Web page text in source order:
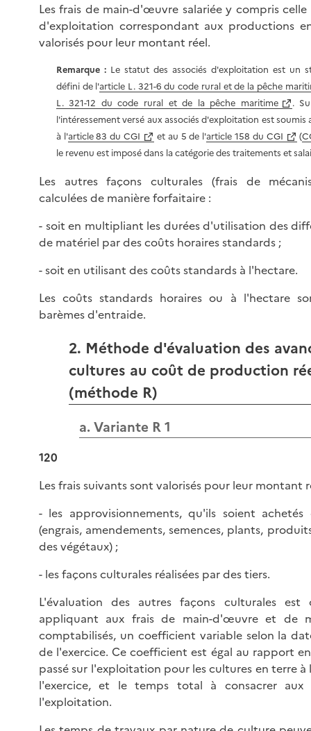
Les frais de main-d'œuvre salariée y compris celle
d'exploitation correspondant aux productions
valorisés pour leur montant réel.
Remarque :Le statut des associés d'exploitation est un
défini de l'article L. 321-6 du code rural et de la pêche
L. 321-12 du code rural et de la pêche maritime
.
l'intéressement versé aux associés d'exploitation est soumis
à l'article 83 du CGI et au 5 de l'article 158 du CGI (
le revenu est imposé dans la catégorie des traitements et
Les autres façons culturales (frais de
calculées de manière forfaitaire :
- soit en multipliant les durées d'utilisation des
de matériel par des coûts horaires standards ;
- soit en utilisant des coûts standards à l'hectare.
Les coûts standards horaires ou à l'hectare
barèmes d'entraide.
2. Méthode d'évaluation des
cultures au coût de production
(méthode R)
a. Variante R 1
120
Les frais suivants sont valorisés pour leur montant
- les approvisionnements, qu'ils soient
(engrais, amendements, semences, plants,
des végétaux) ;
- les façons culturales réalisées par des tiers.
L'évaluation des autres façons culturales est
appliquant aux frais de main-d'œuvre et de
comptabilisés, un coefficient variable selon la
de l'exercice. Ce coefficient est égal au rapport
passé sur l'exploitation pour les cultures en terre
l'exercice, et le temps total à consacrer aux
l'exploitation.